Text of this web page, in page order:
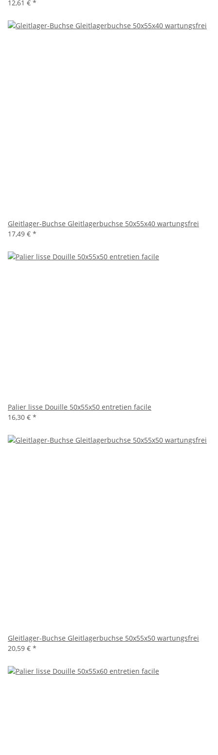
12,61 € *
Gleitlager-Buchse Gleitlagerbuchse 50x55x40 wartungsfrei
17,49 € *
Palier lisse Douille 50x55x50 entretien facile
16,30 € *
Gleitlager-Buchse Gleitlagerbuchse 50x55x50 wartungsfrei
20,59 € *